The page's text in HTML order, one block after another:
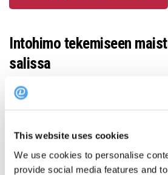
This website uses cookies
We use cookies to personalise
provide social media features and
Intohimo tekemiseen
salissa
Kuva: Kuokkalan Kartano
kartano on herkullinen kohde, minne
kauempaakin. Historiallinen ympäristö
vierailemisen arvoinen, mutta